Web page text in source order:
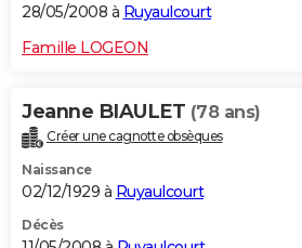
28/05/2008 à Ruyaulcourt
Famille LOGEON
Jeanne BIAULET (78 ans)
Créer une cagnotte obsèques
Naissance
02/12/1929 à Ruyaulcourt
Décès